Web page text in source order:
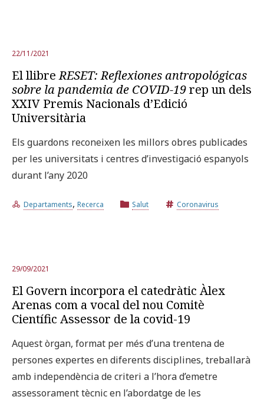
22/11/2021
El llibreRESET: Reflexiones antropológicas
sobre la pandemia de COVID-19rep un dels
XXIV Premis Nacionals d’Edició
Universitària
Els guardons reconeixen les millors obres publicades
per les universitats i centres d’investigació espanyols
durant l’any 2020
Departaments, Recerca Salut Coronavirus
29/09/2021
El Govern incorpora el catedràtic Àlex
Arenas com a vocal del nou Comitè
Científic Assessor de la covid-19
Aquest òrgan, format per més d’una trentena de
persones expertes en diferents disciplines, treballarà
amb independència de criteri a l’hora d’emetre
assessorament tècnic en l’abordatge de les